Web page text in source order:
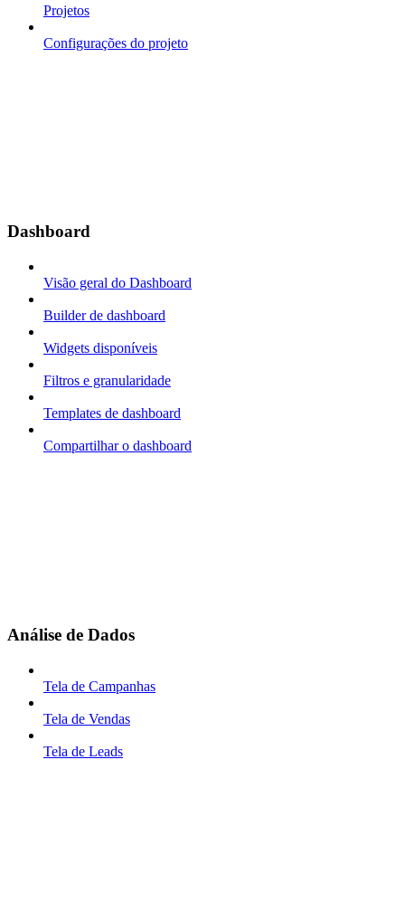
Projetos
Configurações do projeto
Dashboard
Visão geral do Dashboard
Builder de dashboard
Widgets disponíveis
Filtros e granularidade
Templates de dashboard
Compartilhar o dashboard
Análise de Dados
Tela de Campanhas
Tela de Vendas
Tela de Leads